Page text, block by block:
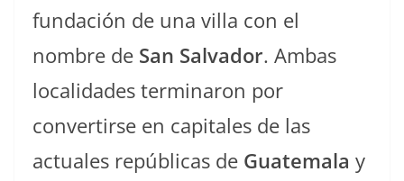
fundación de una villa con el
nombre de San Salvador. Ambas
localidades terminaron por
convertirse en capitales de las
actuales repúblicas de Guatemala y